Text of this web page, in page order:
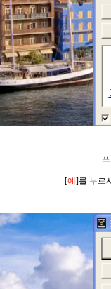
[예]를 누르